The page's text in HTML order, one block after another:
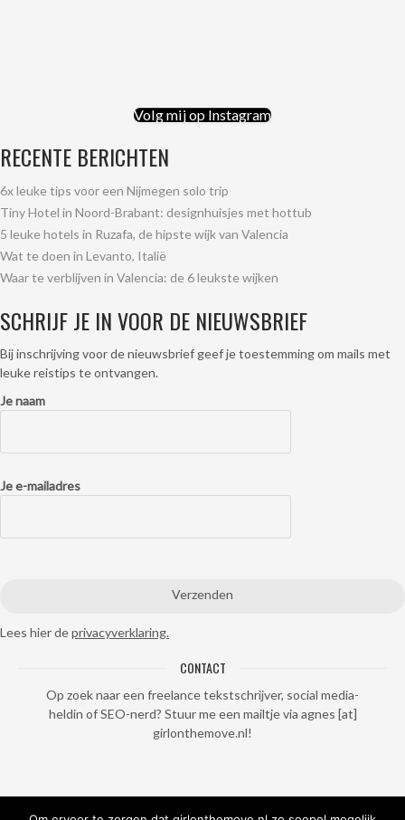
Volg mij op Instagram
RECENTE BERICHTEN
6x leuke tips voor een Nijmegen solo trip
Tiny Hotel in Noord-Brabant: designhuisjes met hottub
5 leuke hotels in Ruzafa, de hipste wijk van Valencia
Wat te doen in Levanto, Italië
Waar te verblijven in Valencia: de 6 leukste wijken
SCHRIJF JE IN VOOR DE NIEUWSBRIEF
Bij inschrijving voor de nieuwsbrief geef je toestemming om mails met
leuke reistips te ontvangen.
Je naam
Je e-mailadres
Lees hier deprivacyverklaring.
CONTACT
Op zoek naar een freelance tekstschrijver, social media-
heldin of SEO-nerd? Stuur me een mailtje via agnes [at]
girlonthemove.nl!